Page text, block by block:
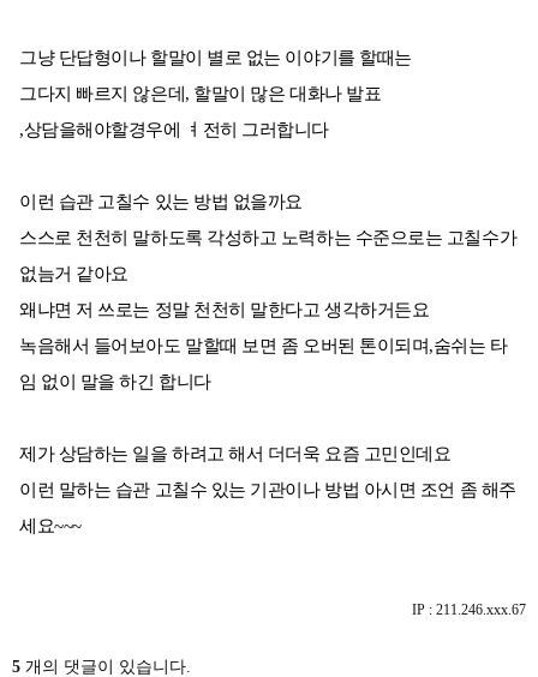
그냥 단답형이나 할말이 별로 없는 이야기를 할때는
그다지 빠르지 않은데, 할말이 많은 대화나 발표
,상담을해야할경우에 ㅕ전히 그러합니다
이런 습관 고칠수 있는 방법 없을까요
스스로 천천히 말하도록 각성하고 노력하는 수준으로는 고칠수가
없늠거 같아요
왜냐면 저 쓰로는 정말 천천히 말한다고 생각하거든요
녹음해서 들어보아도 말할때 보면 좀 오버된 톤이되며,숨쉬는 타
임 없이 말을 하긴 합니다
제가 상담하는 일을 하려고 해서 더더욱 요즘 고민인데요
이런 말하는 습관 고칠수 있는 기관이나 방법 아시면 조언 좀 해주
세요~~~
IP : 211.246.xxx.67
5 개의 댓글이 있습니다.